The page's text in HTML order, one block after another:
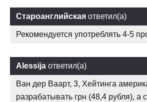
Староанглийская ответил(а)
Рекомендуется употреблять 4-5
Alessija ответил(а)
Ван дер Ваарт, 3, Хейтинга
разрабатывать грн (48,4 рубля),